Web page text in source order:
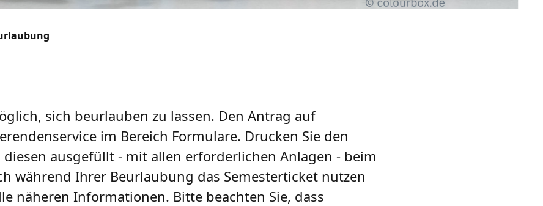
sich beurlauben zu lassen. Den Antrag auf
im Bereich Formulare. Drucken Sie den
ausgefüllt - mit allen erforderlichen Anlagen - beim
während Ihrer Beurlaubung das Semesterticket nutzen
näheren Informationen. Bitte beachten Sie, dass